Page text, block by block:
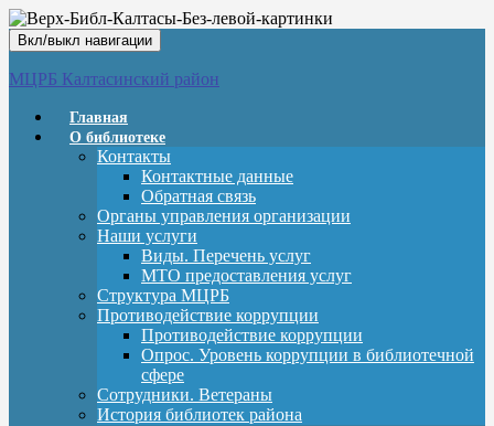
Вкл/выкл навигации
МЦРБ Калтасинский район
Главная
О библиотеке
Контакты
Контактные данные
Обратная связь
Органы управления организации
Наши услуги
Виды. Перечень услуг
МТО предоставления услуг
Структура МЦРБ
Противодействие коррупции
Противодействие коррупции
Опрос. Уровень коррупции в библиотечной
сфере
Сотрудники. Ветераны
История библиотек района